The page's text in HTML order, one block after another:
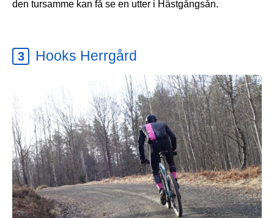
den tursamme kan få se en utter i Hästgångsån.
3 Hooks Herrgård